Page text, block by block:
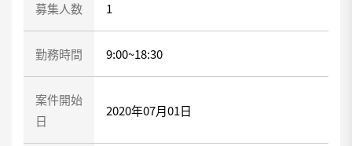
募集人数 1
勤務時間 9:00~18:30
案件開始
日
2020年07月01日